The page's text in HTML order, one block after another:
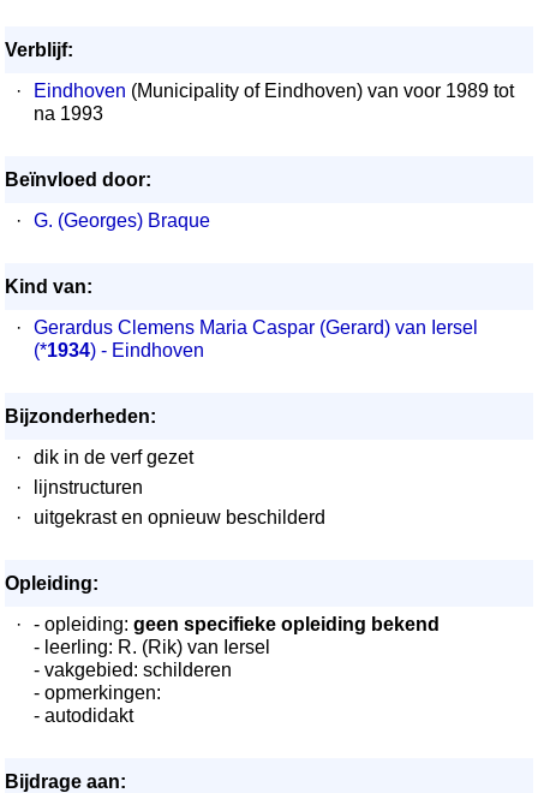
Verblijf:
·
Eindhoven (Municipality of Eindhoven) van voor 1989 tot
na 1993
Beïnvloed door:
·
G. (Georges) Braque
Kind van:
·
Gerardus Clemens Maria Caspar (Gerard) van Iersel
(*1934) - Eindhoven
Bijzonderheden:
·
dik in de verf gezet
·
lijnstructuren
·
uitgekrast en opnieuw beschilderd
Opleiding:
·
- opleiding: geen specifieke opleiding bekend
- leerling: R. (Rik) van Iersel
- vakgebied: schilderen
- opmerkingen:
- autodidakt
Bijdrage aan: